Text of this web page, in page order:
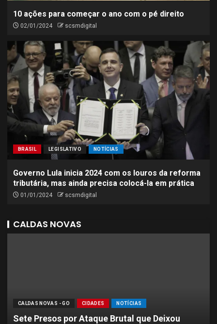
10 ações para começar o ano com o pé direito
02/01/2024 scsmdigital
BRASIL LEGISLATIVO NOTÍCIAS
Governo Lula inicia 2024 com os louros da reforma
tributária, mas ainda precisa colocá-la em prática
01/01/2024 scsmdigital
CALDAS NOVAS
CALDAS NOVAS - GO CIDADES NOTÍCIAS
Sete Presos por Ataque Brutal que Deixou